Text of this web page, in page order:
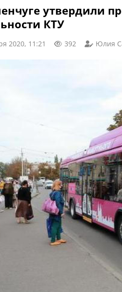
утвердили
КТУ
2020, 11:21 392 Юлия